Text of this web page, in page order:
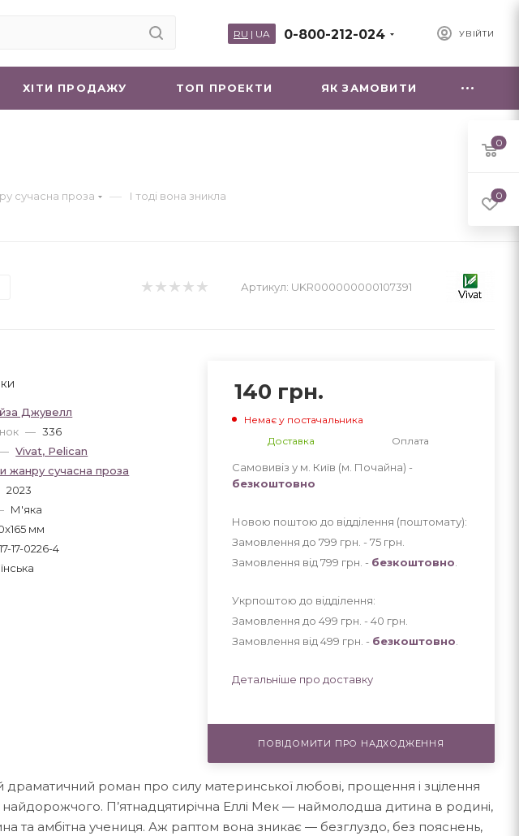
УВІЙТИ
0-800-212-024
RU | UA
ХIТИ ПРОДАЖУ ТОП ПРОЕКТИ ЯК ЗАМОВИТИ
сучасна проза — І тоді вона зникла
Артикул: UKR000000000107391
Джувелл
— 336
Vivat, Pelican
жанру сучасна проза
2023
М'яка
мм
17-0226-4
140 грн.
Немає у постачальника
Доставка
Оплата
Самовивіз у м. Київ (м. Почайна) -
безкоштовно
Новою поштою до відділення (поштомату):
Замовлення до 799 грн. - 75 грн
Замовлення від 799 грн. - безкоштовно
Укрпоштою до відділення:
Замовлення до 499 грн. - 40 грн
Замовлення від 499 грн. - безкоштовно
Детальніше про доставку
ПОВІДОМИТИ ПРО НАДХОДЖЕННЯ
роман про силу материнської любові, прощення і зцілення
найдорожчого. П’ятнадцятирічна Еллі Мек — наймолодша дитина в родині,
та амбітна учениця. Аж раптом вона зникає — безглуздо, без пояснень,
0
0